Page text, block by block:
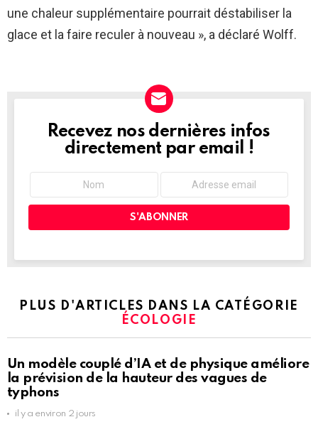
une chaleur supplémentaire pourrait déstabiliser la
glace et la faire reculer à nouveau », a déclaré Wolff.
NEWSLETTER
Recevez nos dernières infos
directement par email !
PLUS D'ARTICLES DANS LA CATÉGORIE
ÉCOLOGIE
Un modèle couplé d’IA et de physique améliore
la prévision de la hauteur des vagues de
typhons
il y a environ 2 jours